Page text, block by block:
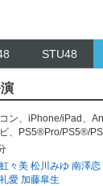
STU48
ン、 iPhone/iPad 、
、
PS5®Pro/PS5®/
々美 松川みゆ 南澤恋
愛 加藤皐生